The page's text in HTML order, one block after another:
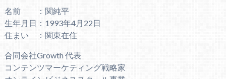
名前 ：関純平
生年月日：1993年4月22日
住まい ：関東在住
合同会社Growth 代表
コンテンツマーケティング戦略家